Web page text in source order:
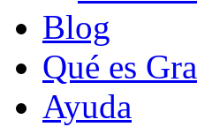
Blog
Qué es
Ayuda